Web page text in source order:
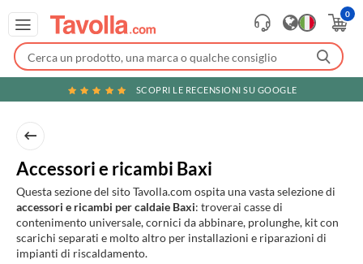
0
SCOPRI LE RECENSIONI SU GOOGLE
Accessori e ricambi Baxi
Questa sezione del sito Tavolla.com ospita una vasta selezione di
accessori e ricambi per caldaie Baxi: troverai casse di
contenimento universale, cornici da abbinare, prolunghe, kit con
scarichi separati e molto altro per installazioni e riparazioni di
impianti di riscaldamento.